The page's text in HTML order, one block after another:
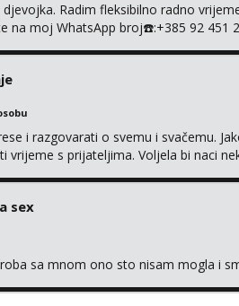
Radim fleksibilno radno
na moj WhatsApp broj☎️:+385 92 451
i razgovarati o svemu i svačemu.
vrijeme s prijateljima. Voljela bi naci
sex
sa mnom ono sto nisam mogla i